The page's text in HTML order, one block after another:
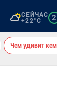
СЕЙЧАС
+22°C
2
Чем удивит